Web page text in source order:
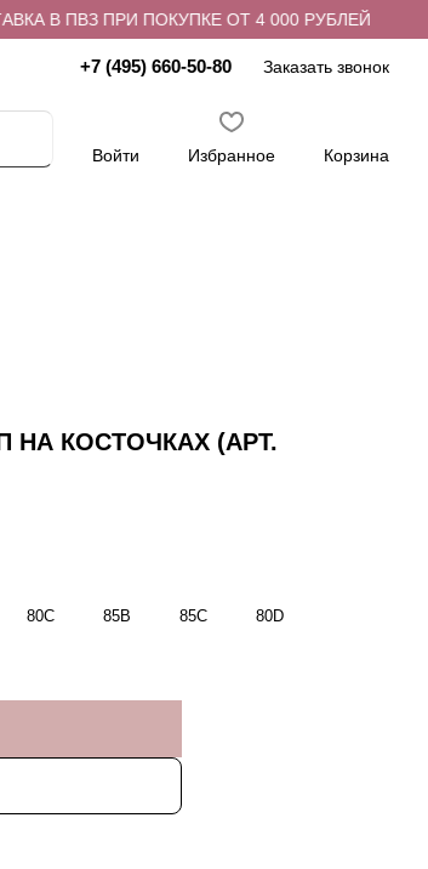
В ПВЗ ПРИ ПОКУПКЕ ОТ 4 000 РУБЛЕЙ
+7 (495) 660-50-80 Заказать звонок
Войти Избранное Корзина
НА КОСТОЧКАХ (АРТ.
80C 85B 85C 80D